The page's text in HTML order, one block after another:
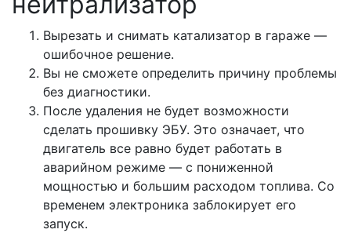
Вырезать и снимать катализатор в гараже —
ошибочное решение.
Вы не сможете определить причину проблемы
без диагностики.
После удаления не будет возможности
сделать прошивку ЭБУ. Это означает, что
двигатель все равно будет работать в
аварийном режиме — с пониженной
мощностью и большим расходом топлива. Со
временем электроника заблокирует его
запуск.